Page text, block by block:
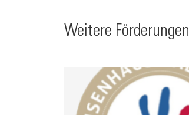
Weitere Förderungen